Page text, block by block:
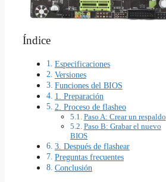
Índice
Especificaciones
Versiones
Funciones del BIOS
1. Preparación
2. Proceso de flasheo
Paso A: Crear un respaldo
Paso B: Grabar el nuevo
BIOS
3. Después de flashear
Preguntas frecuentes
Conclusión